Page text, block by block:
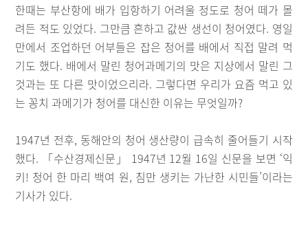
한때는 부산항에 배가 입항하기 어려울 정도로 청어 떼가 몰
려든 적도 있었다. 그만큼 흔하고 값싼 생선이 청어였다. 영일
만에서 조업하던 어부들은 잡은 청어를 배에서 직접 말려 먹
기도 했다. 배에서 말린 청어과메기의 맛은 지상에서 말린 그
것과는 또 다른 맛이었으리라. 그렇다면 우리가 요즘 먹고 있
는 꽁치 과메기가 청어를 대신한 이유는 무엇일까?
1947년 전후, 동해안의 청어 생산량이 급속히 줄어들기 시작
했다. 「수산경제신문」 1947년 12월 16일 신문을 보면 ‘익
키! 청어 한 마리 백여 원, 침만 생키는 가난한 시민들’이라는
기사가 있다.